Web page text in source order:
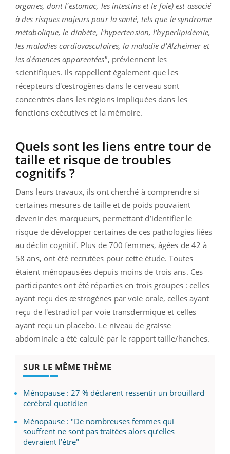
organes, dont l'estomac, les intestins et le foie) est associé
à des risques majeurs pour la santé, tels que le syndrome
métabolique, le diabète, l'hypertension, l'hyperlipidémie,
les maladies cardiovasculaires, la maladie d'Alzheimer et
les démences apparentées", préviennent les
scientifiques. Ils rappellent également que les
récepteurs d'œstrogènes dans le cerveau sont
concentrés dans les régions impliquées dans les
fonctions exécutives et la mémoire.
Quels sont les liens entre tour de
taille et risque de troubles
cognitifs ?
Dans leurs travaux, ils ont cherché à comprendre si
certaines mesures de taille et de poids pouvaient
devenir des marqueurs, permettant d’identifier le
risque de développer certaines de ces pathologies liées
au déclin cognitif. Plus de 700 femmes, âgées de 42 à
58 ans, ont été recrutées pour cette étude. Toutes
étaient ménopausées depuis moins de trois ans. Ces
participantes ont été réparties en trois groupes : celles
ayant reçu des œstrogènes par voie orale, celles ayant
reçu de l'estradiol par voie transdermique et celles
ayant reçu un placebo. Le niveau de graisse
abdominale a été calculé par le rapport taille/hanches.
SUR LE MÊME THÈME
Ménopause : 27 % déclarent ressentir un brouillard
cérébral quotidien
Ménopause : "De nombreuses femmes qui
souffrent ne sont pas traitées alors qu’elles
devraient l’être"